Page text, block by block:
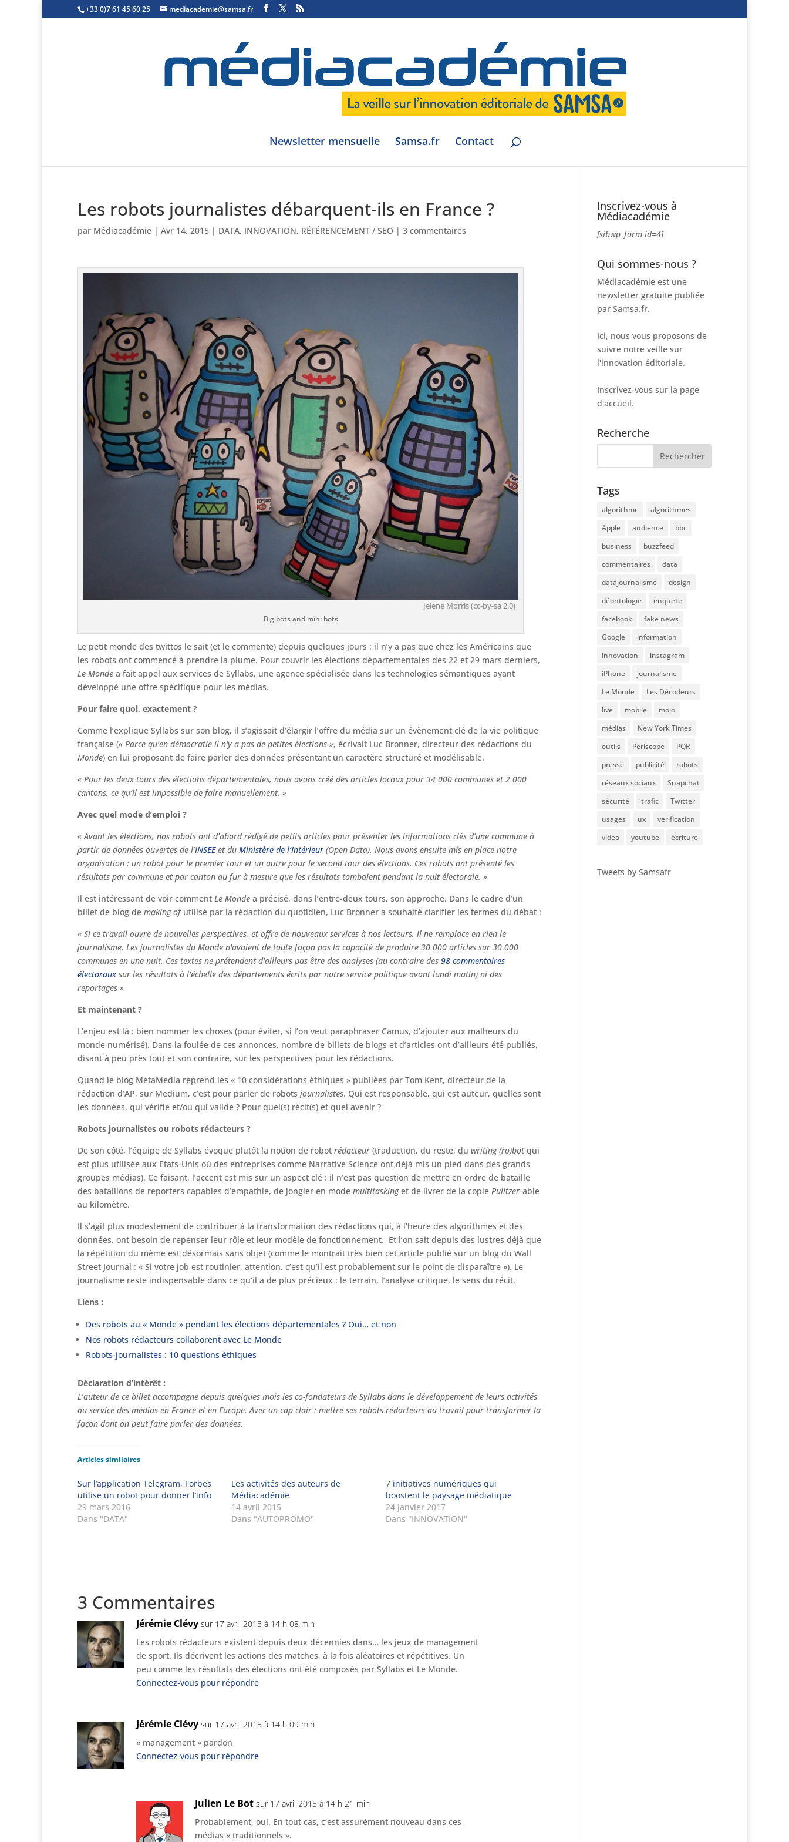
+33 0)7 61 45 60 25 mediacademie@samsa.fr
Newsletter mensuelle Samsa.fr Contact
Les robots journalistes débarquent-ils en France ?
par Médiacadémie | Avr 14, 2015 | DATA, INNOVATION, RÉFÉRENCEMENT / SEO | 3 commentaires
Jelene Morris (cc-by-sa 2.0)
Big bots and mini bots
Le petit monde des twittos le sait (et le commente) depuis quelques jours : il n’y a pas que chez les Américains que
les robots ont commencé à prendre la plume. Pour couvrir les élections départementales des 22 et 29 mars derniers,
Le Monde a fait appel aux services de Syllabs, une agence spécialisée dans les technologies sémantiques ayant
développé une offre spécifique pour les médias.
Pour faire quoi, exactement ?
Comme l’explique Syllabs sur son blog, il s’agissait d’élargir l’offre du média sur un évènement clé de la vie politique
française (« Parce qu'en démocratie il n'y a pas de petites élections », écrivait Luc Bronner, directeur des rédactions du
Monde) en lui proposant de faire parler des données présentant un caractère structuré et modélisable.
« Pour les deux tours des élections départementales, nous avons créé des articles locaux pour 34 000 communes et 2 000
cantons, ce qu’il est impossible de faire manuellement. »
Avec quel mode d’emploi ?
« Avant les élections, nos robots ont d’abord rédigé de petits articles pour présenter les informations clés d’une commune à
partir de données ouvertes de l’INSEE et du Ministère de l’Intérieur (Open Data). Nous avons ensuite mis en place notre
organisation : un robot pour le premier tour et un autre pour le second tour des élections. Ces robots ont présenté les
résultats par commune et par canton au fur à mesure que les résultats tombaient pendant la nuit électorale. »
Il est intéressant de voir comment Le Monde a précisé, dans l’entre-deux tours, son approche. Dans le cadre d’un
billet de blog de making ofutilisé par la rédaction du quotidien, Luc Bronner a souhaité clarifier les termes du débat :
« Si ce travail ouvre de nouvelles perspectives, et offre de nouveaux services à nos lecteurs, il ne remplace en rien le
journalisme. Les journalistes du Monde n'avaient de toute façon pas la capacité de produire 30 000 articles sur 30 000
communes en une nuit. Ces textes ne prétendent d'ailleurs pas être des analyses (au contraire des 98 commentaires
électoraux sur les résultats à l'échelle des départements écrits par notre service politique avant lundi matin) ni des
reportages »
Et maintenant ?
L’enjeu est là : bien nommer les choses (pour éviter, si l’on veut paraphraser Camus, d’ajouter aux malheurs du
monde numérisé). Dans la foulée de ces annonces, nombre de billets de blogs et d’articles ont d’ailleurs été publiés,
disant à peu près tout et son contraire, sur les perspectives pour les rédactions.
Quand le blog MetaMedia reprend les « 10 considérations éthiques » publiées par Tom Kent, directeur de la
rédaction d’AP, sur Medium, c’est pour parler de robots journalistes. Qui est responsable, qui est auteur, quelles sont
les données, qui vérifie et/ou qui valide ? Pour quel(s) récit(s) et quel avenir ?
Robots journalistes ou robots rédacteurs ?
De son côté, l’équipe de Syllabs évoque plutôt la notion de robot rédacteur (traduction, du reste, du writing (ro)botqui
est plus utilisée aux Etats-Unis où des entreprises comme Narrative Science ont déjà mis un pied dans des grands
groupes médias). Ce faisant, l’accent est mis sur un aspect clé : il n’est pas question de mettre en ordre de bataille
des bataillons de reporters capables d’empathie, de jongler en mode multitaskinget de livrer de la copie Pulitzer-able
au kilomètre.
Il s’agit plus modestement de contribuer à la transformation des rédactions qui, à l’heure des algorithmes et des
données, ont besoin de repenser leur rôle et leur modèle de fonctionnement. Et l’on sait depuis des lustres déjà que
la répétition du même est désormais sans objet (comme le montrait très bien cet article publié sur un blog du Wall
Street Journal : « Si votre job est routinier, attention, c’est qu’il est probablement sur le point de disparaître »). Le
journalisme reste indispensable dans ce qu’il a de plus précieux : le terrain, l’analyse critique, le sens du récit.
Liens :
Des robots au « Monde » pendant les élections départementales ? Oui… et non
Nos robots rédacteurs collaborent avec Le Monde
Robots-journalistes : 10 questions éthiques
Déclaration d’intérêt :
L’auteur de ce billet accompagne depuis quelques mois les co-fondateurs de Syllabs dans le développement de leurs activités
au service des médias en France et en Europe. Avec un cap clair : mettre ses robots rédacteurs au travail pour transformer la
façon dont on peut faire parler des données.
Articles similaires
Sur l’application Telegram, Forbes
utilise un robot pour donner l’info
29 mars 2016
Dans "DATA"
Les activités des auteurs de
Médiacadémie
14 avril 2015
Dans "AUTOPROMO"
7 initiatives numériques qui
boostent le paysage médiatique
24 janvier 2017
Dans "INNOVATION"
3 Commentaires
Jérémie Clévy sur 17 avril 2015 à 14 h 08 min
Les robots rédacteurs existent depuis deux décennies dans… les jeux de management
de sport. Ils décrivent les actions des matches, à la fois aléatoires et répétitives. Un
peu comme les résultats des élections ont été composés par Syllabs et Le Monde.
Connectez-vous pour répondre
Jérémie Clévy sur 17 avril 2015 à 14 h 09 min
« management » pardon
Connectez-vous pour répondre
Julien Le Bot sur 17 avril 2015 à 14 h 21 min
Probablement, oui. En tout cas, c’est assurément nouveau dans ces
médias « traditionnels ».
Inscrivez-vous à
Médiacadémie
[sibwp_form id=4]
Qui sommes-nous ?
Médiacadémie est une
newsletter gratuite publiée
par Samsa.fr.
Ici, nous vous proposons de
suivre notre veille sur
l'innovation éditoriale.
Inscrivez-vous sur la page
d'accueil.
Recherche
Tags
algorithme
algorithmes
Apple
audience
bbc
business
buzzfeed
commentaires
data
datajournalisme
design
déontologie
enquete
facebook
fake news
Google
information
innovation
instagram
iPhone
journalisme
Le Monde
Les Décodeurs
live
mobile
mojo
médias
New York Times
outils
Periscope
PQR
presse
publicité
robots
réseaux sociaux
Snapchat
sécurité
trafic
Twitter
usages
ux
verification
video
youtube écriture
Tweets by Samsafr